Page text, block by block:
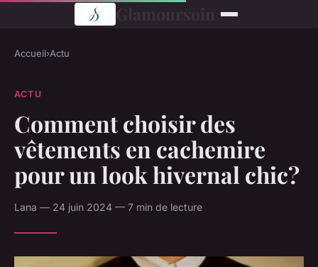
Accueil›Actu
ACTU
Comment choisir des
vêtements en cachemire
pour un look hivernal chic?
Lana — 24 juin 2024 — 7 min de lecture